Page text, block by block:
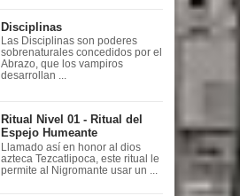
Disciplinas
Las Disciplinas son poderes
sobrenaturales concedidos por el
Abrazo, que los vampiros
desarrollan ...
Ritual Nivel 01 - Ritual del
Espejo Humeante
Llamado así en honor al dios
azteca Tezcatlipoca, este ritual le
permite al Nigromante usar un ...